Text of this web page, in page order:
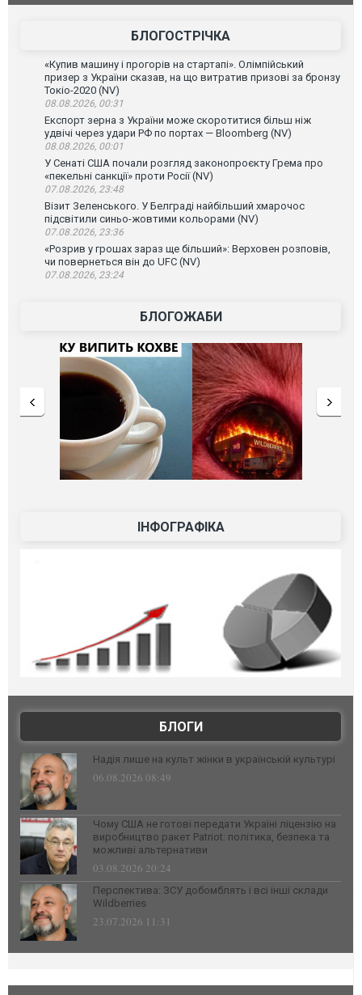
БЛОГОСТРІЧКА
«Купив машину і прогорів на стартапі». Олімпійський
призер з України сказав, на що витратив призові за бронзу
Токіо-2020 (NV)
08.08.2026, 00:31
Експорт зерна з України може скоротитися більш ніж
удвічі через удари РФ по портах — Bloomberg (NV)
08.08.2026, 00:01
У Сенаті США почали розгляд законопроєкту Грема про
«пекельні санкції» проти Росії (NV)
07.08.2026, 23:48
Візит Зеленського. У Белграді найбільший хмарочос
підсвітили синьо-жовтими кольорами (NV)
07.08.2026, 23:36
«Розрив у грошах зараз ще більший»: Верховен розповів,
чи повернеться він до UFC (NV)
07.08.2026, 23:24
БЛОГОЖАБИ
ІНФОГРАФІКА
БЛОГИ
Надія лише на культ жінки в українській культурі
06.08.2026 08:49
Чому США не готові передати Україні ліцензію на
виробництво ракет Patriot: політика, безпека та
можливі альтернативи
03.08.2026 20:24
Перспектива: ЗСУ добомблять і всі інші склади
Wildberries
23.07.2026 11:31